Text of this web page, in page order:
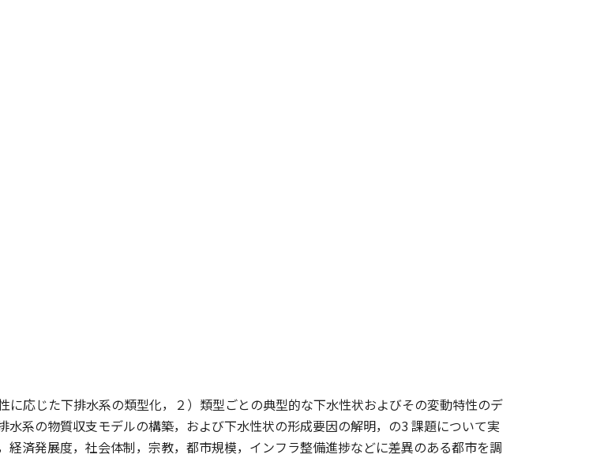
に応じた下排水系の類型化，２）類型ごとの典型的な下水性状およびその変動特性のデ
水系の物質収支モデルの構築，および下水性状の形成要因の解明，の3 課題について実
経済発展度，社会体制，宗教，都市規模，インフラ整備進捗などに差異のある都市を調